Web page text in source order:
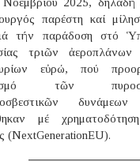
παρέστη καί
τήν παράδοση στό
τριῶν ἀεροπλάνων
εὐρώ, πού
τῶν
μέ
(NextGenerationEU).